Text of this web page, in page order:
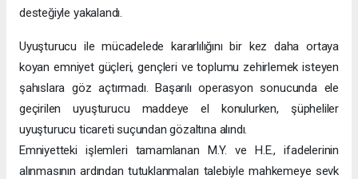
desteğiyle yakalandı.
Uyuşturucu ile mücadelede kararlılığını bir kez daha ortaya
koyan emniyet güçleri, gençleri ve toplumu zehirlemek isteyen
şahıslara göz açtırmadı. Başarılı operasyon sonucunda ele
geçirilen uyuşturucu maddeye el konulurken, şüpheliler
uyuşturucu ticareti suçundan gözaltına alındı.
Emniyetteki işlemleri tamamlanan M.Y. ve H.E., ifadelerinin
alınmasının ardından tutuklanmaları talebiyle mahkemeye sevk